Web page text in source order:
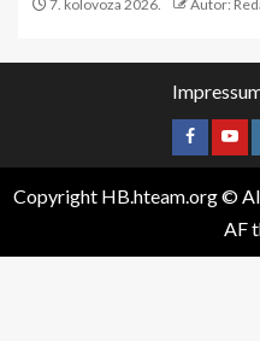
7. kolovoza 2026. Autor:
Copyright HB.hteam.org ©
AF